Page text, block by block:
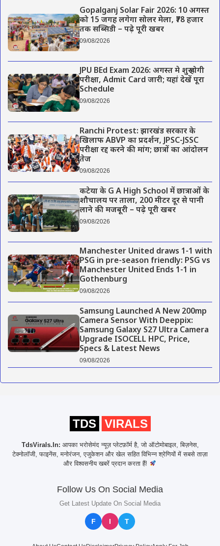
Gopalganj Solar Fair 2026: 10 अगस्त
को 15 जगह लगेगा सोलर मेला, ₹78 हजार
तक सब्सिडी – पढ़े पूरी खबर
09/08/2026
JPU BEd Exam 2026: अगस्त मे शुरू होगी
परीक्षा, Admit Card जारी; यहां देखें पूरा
Schedule
09/08/2026
Ranchi Protest: झारखंड सरकार के
खिलाफ ABVP का प्रदर्शन, JPSC-JSSC
परीक्षा रद्द करने की मांग; छात्रों का आंदोलन
तेज
09/08/2026
कटेया के G A High School में छात्राओं के
शौचालय पर ताला, 200 मीटर दूर से पानी
लाने की मजबूरी – पढ़े पूरी खबर
09/08/2026
Manchester United draws 1-1 with
PSG in pre-season friendly: PSG vs
Manchester United Ends 1-1 in
Gothenburg
09/08/2026
Samsung Launched A New 200mp
Camera Sensor With Deeppix:
Samsung Galaxy S27 Ultra Camera
Upgrade ISOCELL HPC, Price,
Specs & Latest News
09/08/2026
TDS VIRALS
TdsVirals.In: आपका भरोसेमंद न्यूज़ प्लेटफ़ॉर्म है, जो ऑटोमोबाइल, बिज़नेस,
टेक्नोलॉजी, फाइनेंस, मनोरंजन, एजुकेशन और खेल सहित विभिन्न श्रेणियों में सबसे ताज़ा
और विश्वसनीय खबरें प्रदान करता हैं!
Follow Us On Social Media
Get Latest Update On Social Media
F I T